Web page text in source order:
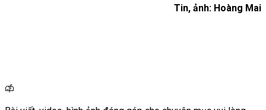
Tin, ảnh: Hoàng Mai